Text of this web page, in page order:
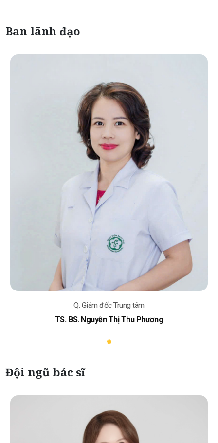
Ban lãnh đạo
Q. Giám đốc Trung tâm
TS. BS. Nguyễn Thị Thu Phương
Đội ngũ bác sĩ